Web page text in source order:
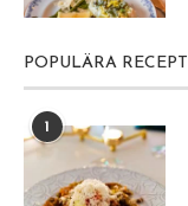
POPULÄRA RECEPT
1